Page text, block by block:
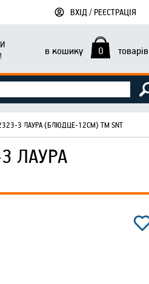
ВХІД / РЕЄСТРАЦІЯ
в кошику 0 товарів
3 ЛАУРА (БЛЮДЦЕ-12СМ) ТМ SNT
ЛАУРА